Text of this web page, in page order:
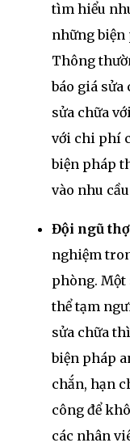
tìm hiểu
những biện
Thông
báo giá sửa
sửa chữa
với chi phí
biện pháp
vào nhu
Đội ngũ
nghiệm
phòng.
thể tạm
sửa chữa
biện pháp
chắn, hạn
công để
các nhân